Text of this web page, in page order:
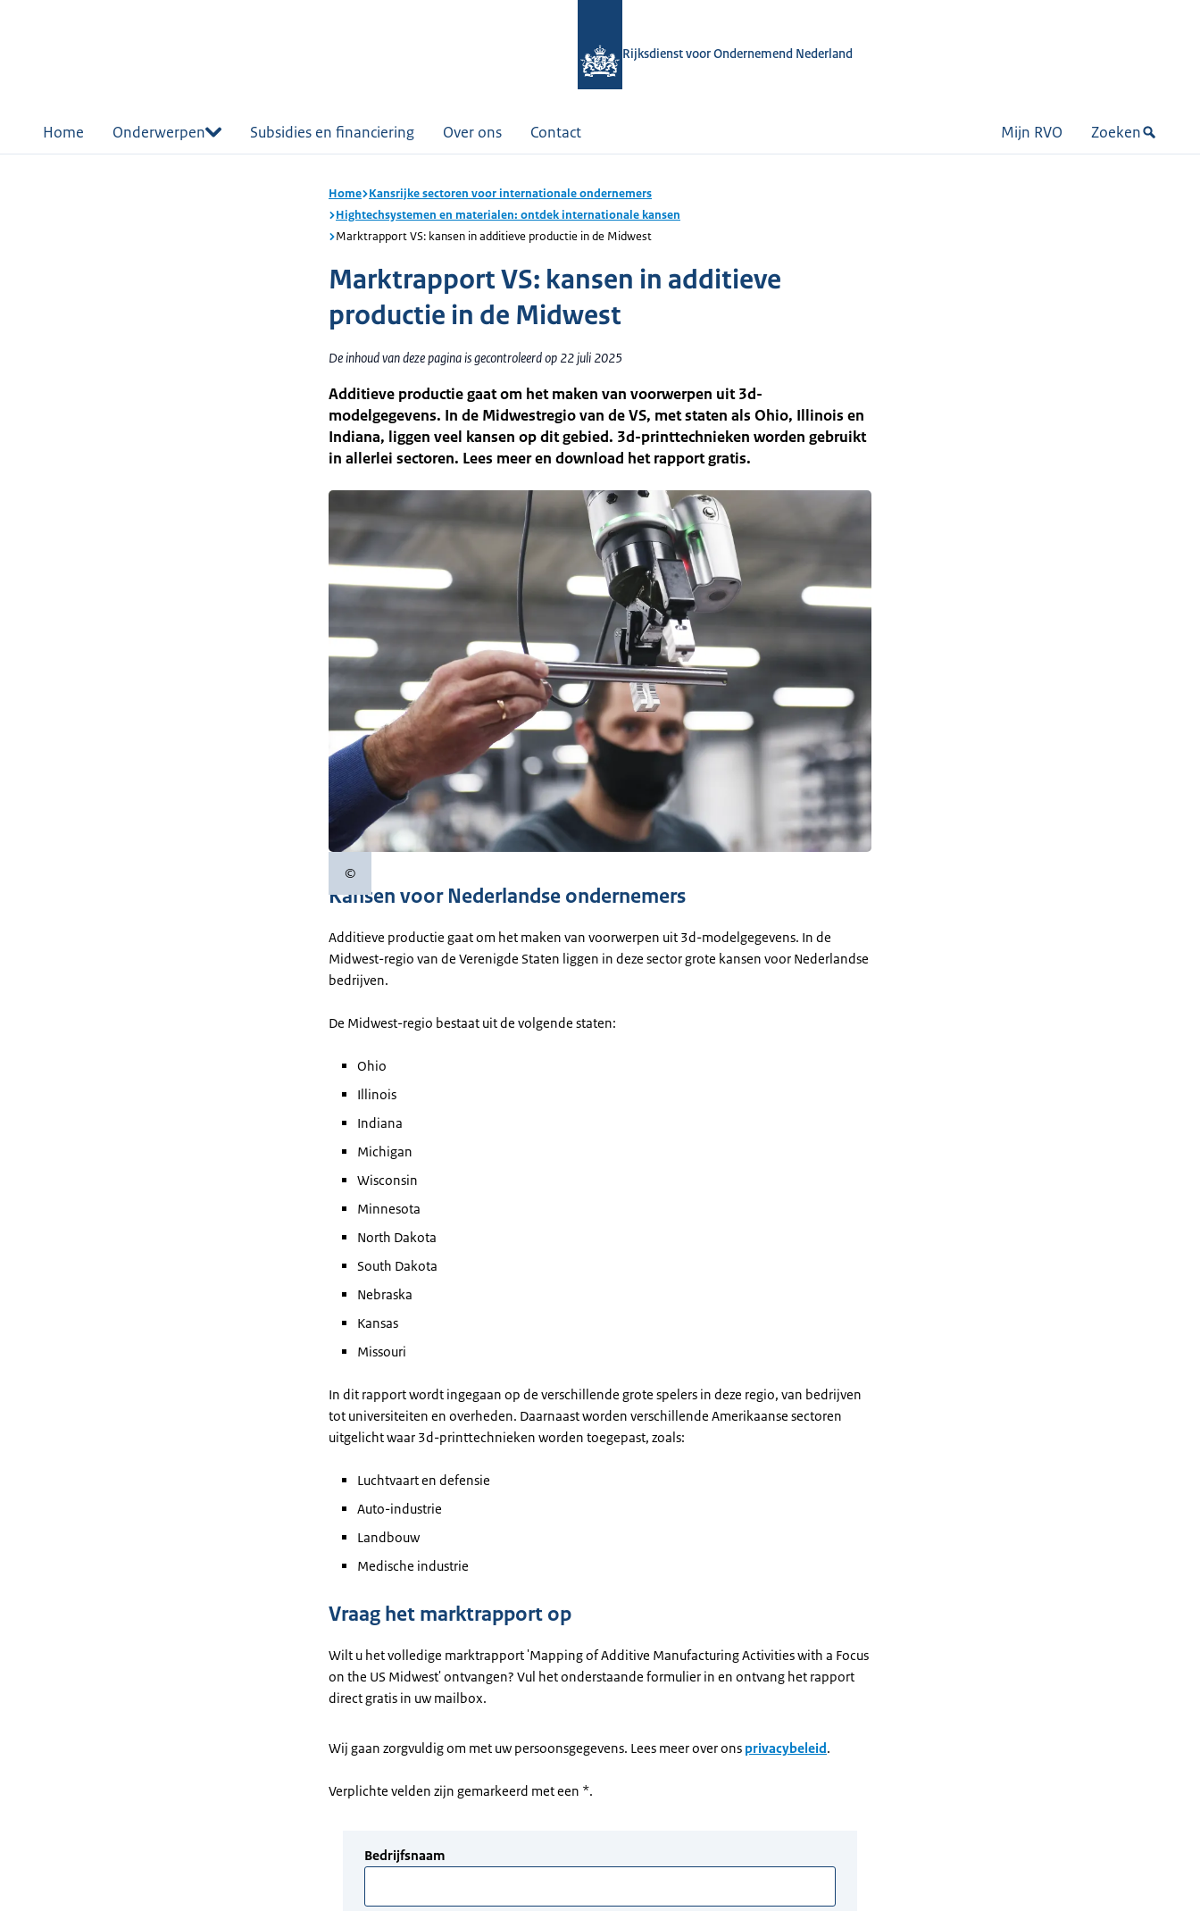
Rijksdienst voor Ondernemend Nederland
Home Onderwerpen Subsidies en financiering Over ons Contact Mijn RVO Zoeken
Home Kansrijke sectoren voor internationale ondernemers
Hightechsystemen en materialen: ontdek internationale kansen
Marktrapport VS: kansen in additieve productie in de Midwest
Marktrapport VS: kansen in additieve
productie in de Midwest
De inhoud van deze pagina is gecontroleerd op 22 juli 2025
Additieve productie gaat om het maken van voorwerpen uit 3d-
modelgegevens. In de Midwestregio van de VS, met staten als Ohio, Illinois en
Indiana, liggen veel kansen op dit gebied. 3d-printtechnieken worden gebruikt
in allerlei sectoren. Lees meer en download het rapport gratis.
©Copyrightinformatie
Kansen voor Nederlandse ondernemers
Additieve productie gaat om het maken van voorwerpen uit 3d-modelgegevens. In de
Midwest-regio van de Verenigde Staten liggen in deze sector grote kansen voor Nederlandse
bedrijven.
De Midwest-regio bestaat uit de volgende staten:
Ohio
Illinois
Indiana
Michigan
Wisconsin
Minnesota
North Dakota
South Dakota
Nebraska
Kansas
Missouri
In dit rapport wordt ingegaan op de verschillende grote spelers in deze regio, van bedrijven
tot universiteiten en overheden. Daarnaast worden verschillende Amerikaanse sectoren
uitgelicht waar 3d-printtechnieken worden toegepast, zoals:
Luchtvaart en defensie
Auto-industrie
Landbouw
Medische industrie
Vraag het marktrapport op
Wilt u het volledige marktrapport 'Mapping of Additive Manufacturing Activities with a Focus
on the US Midwest' ontvangen? Vul het onderstaande formulier in en ontvang het rapport
direct gratis in uw mailbox.
Wij gaan zorgvuldig om met uw persoonsgegevens. Lees meer over ons privacybeleid .
Verplichte velden zijn gemarkeerd met een *.